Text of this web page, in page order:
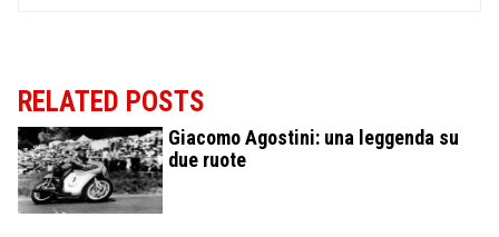
RELATED POSTS
Giacomo Agostini: una leggenda su
due ruote